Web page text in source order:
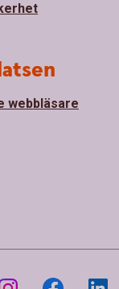
webbläsare